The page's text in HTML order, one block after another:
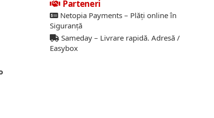
Parteneri
Netopia Payments – Plăți online în
Siguranță
Sameday – Livrare rapidă. Adresă /
Easybox